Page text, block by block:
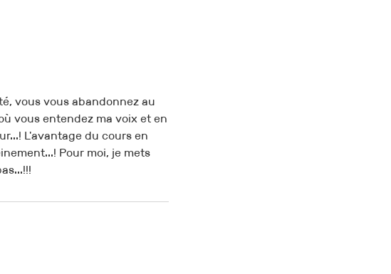
vous vous abandonnez au
vous entendez ma voix et en
L'avantage du cours en
Pour moi, je mets